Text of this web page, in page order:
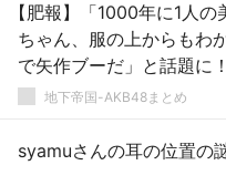
【肥報】「1000年に1人
ちゃん、服の上からもわ
で矢作ブーだ」と話題に！
地下帝国-AKB48まとめ
syamuさんの耳の位置の